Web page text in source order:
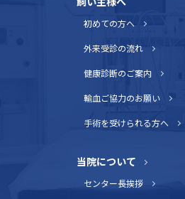
初めての方へ
外来受診の流れ
健康診断のご案内
輸血ご協力のお願い
手術を受けられる方へ
当院について
センター長挨拶